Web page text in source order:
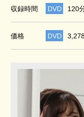
収録時間 DVD 120
価格 DVD